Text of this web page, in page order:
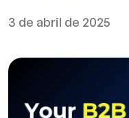
3 de abril de 2025